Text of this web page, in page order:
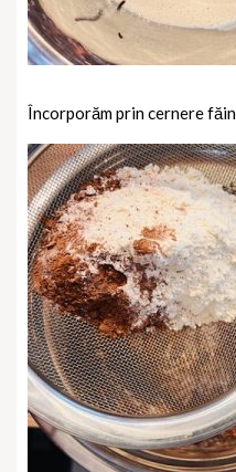
Încorporăm prin cernere